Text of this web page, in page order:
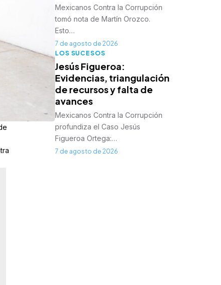
Mexicanos Contra la Corrupción
tomó nota de Martín Orozco.
Esto…
7 de agosto de 2026
LOS SUCESOS
Jesús Figueroa:
Evidencias, triangulación
de recursos y falta de
avances
Mexicanos Contra la Corrupción
profundiza el Caso Jesús
Figueroa Ortega:…
7 de agosto de 2026